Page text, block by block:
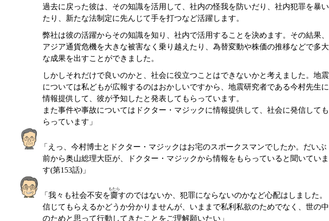
過去に戻った彼は、その知識を活用して、社内の怪我を防いだり、社内犯罪を暴い
たり、新たな法制定に先んじて手を打つなど活躍します。
弊社は彼の活躍からその知識を知り、社内で活用することを決めます。その結果、
アジア通貨危機を大きな被害なく乗り越えたり、為替変動や株価の推移などで多大
な成果を出すことができました。
しかしそれだけで良いのかと、社会に役立つことはできないかと考えました。地震
については私どもが広報するのはおかしいですから、地震研究者である今村先生に
情報提供して、彼が予知したと発表してもらっています。
また事件や事故についてはドクター・マジックに情報提供して、社会に発信しても
らっています」
「えっ、今村博士とドクター・マジックはお宅のスポークスマンでしたか。だいぶ
前から奥山総理大臣が、ドクター・マジックから情報をもらっていると聞いていま
す(第153話)」
「我々も社会不安を齎
もたら
すのではないか、犯罪にならないのかなど心配はしました。
信じてもらえるかどうか分かりませんが、いままで私利私欲のためでなく、世の中
のためと思って行動してきたことをご理解願いたい」